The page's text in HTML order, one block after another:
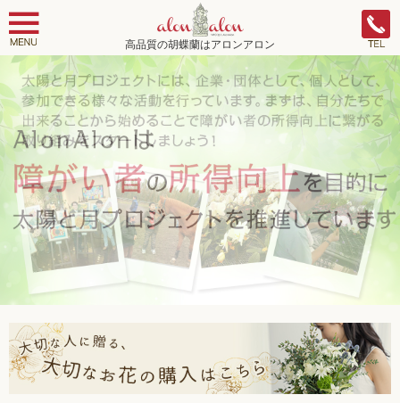
高品質の胡蝶蘭はアロンアロン